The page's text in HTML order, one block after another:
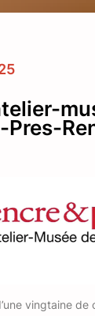
Pres-
vingtaine de